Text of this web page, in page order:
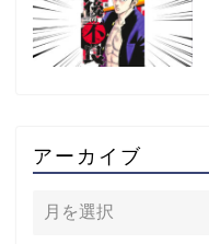
アーカイブ